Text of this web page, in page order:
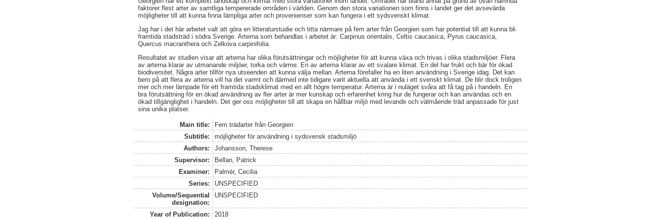
faktorer flest arter av samtliga tempererade områden i världen. Genom den stora variationen som finns i landet ger det avsevärda
möjligheter till att kunna finna lämpliga arter och provenienser som kan fungera i ett sydsvenskt klimat.
Jag har i det här arbetet valt att göra en litteraturstudie och titta närmare på fem arter från Georgien som har potential till att kunna bli
framtida stadsträd i södra Sverige. Arterna som behandlas i arbetet är: Carpinus orientalis, Celtis caucasica, Pyrus caucasica,
Quercus macranthera och Zelkova carpinifolia.
Resultatet av studien visar att arterna har olika förutsättningar och möjligheter för att kunna växa och trivas i olika stadsmiljöer. Flera
av arterna klarar av utmanande miljöer, torka och värme. En av arterna klarar av ett svalare klimat. En del har frukt och bär för ökad
biodiversitet. Några arter tillför nya utseenden att kunna välja mellan. Arterna förefaller ha en liten användning i Sverige idag. Det kan
bero på att flera av arterna vill ha det varmt och därmed inte tidigare varit aktuella att använda i ett svenskt klimat. De blir dock troligen
mer och mer lämpade för ett framtida stadsklimat med en allt högre temperatur. Arterna är i nuläget svåra att få tag på i handeln. En
bra förutsättning för en ökad användning av fler arter är mer kunskap och erfarenhet kring hur de fungerar och kan användas och en
ökad tillgänglighet i handeln. Det ger oss möjligheter till att skapa en hållbar miljö med levande och välmående träd anpassade för just
sina unika platser.
Main title:
Fem trädarter från Georgien
Subtitle:
möjligheter för användning i sydsvensk stadsmiljö
Authors:
Johansson, Therese
Supervisor:
Bellan, Patrick
Examiner:
Palmér, Cecilia
Series:
UNSPECIFIED
Volume/Sequential
designation:
UNSPECIFIED
Year of Publication:
2018